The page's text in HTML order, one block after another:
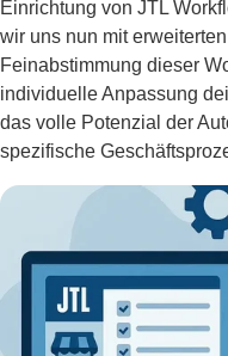
Einrichtung von JTL
wir uns nun mit
Feinabstimmung dieser
individuelle Anpassung
das volle Potenzial der
spezifische